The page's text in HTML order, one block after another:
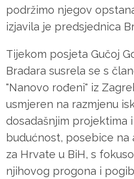
podržimo njegov
izjavila je predsjednica
Tijekom posjeta Gučoj
Bradara susrela se s
"Nanovo rođeni" iz
usmjeren na razmjenu
dosadašnjim projektima
budućnost, posebice na
za Hrvate u BiH, s
njihovog progona i